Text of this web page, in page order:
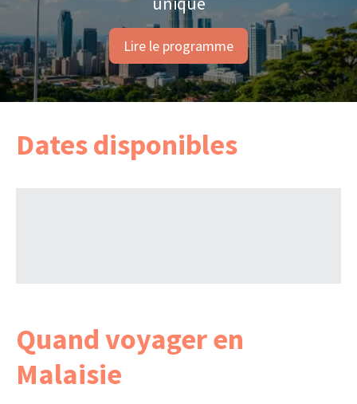
Lire le programme
Dates disponibles
Quand voyager en
Malaisie